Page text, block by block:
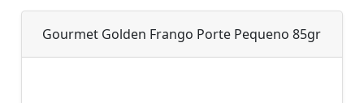
Gourmet Golden Frango Porte Pequeno 85gr